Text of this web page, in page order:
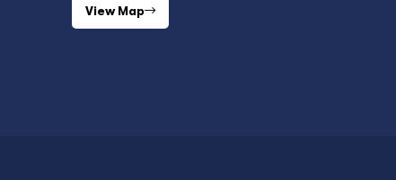
View Map